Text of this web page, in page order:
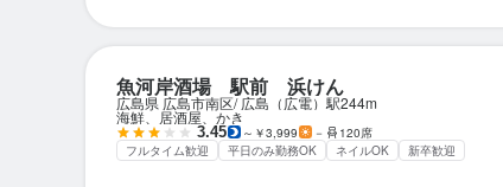
魚河岸酒場 駅前 浜けん
広島県 広島市南区 広島（広電）駅244m
海鮮、居酒屋、かき
3.45 ～￥3,999 －
120席
フルタイム歓迎
平日のみ勤務OK ネイルOK 新卒歓迎